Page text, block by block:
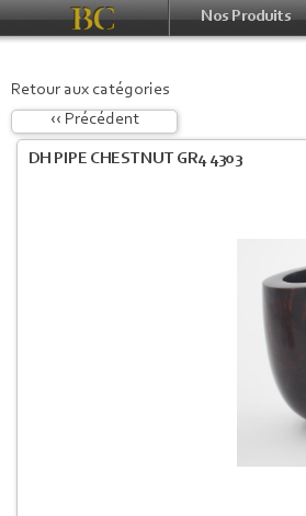
Nos Produits
Retour aux catégories
‹‹ Précédent
DH PIPE CHESTNUT GR4 4303